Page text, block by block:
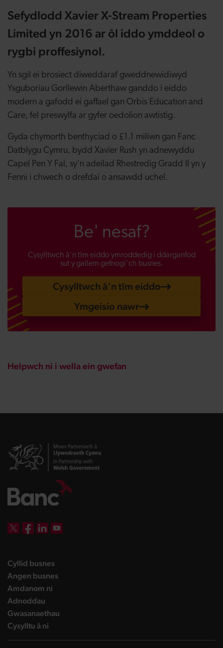
Sefydlodd Xavier X-Stream Properties
Limited yn 2016 ar ôl iddo ymddeol o
rygbi proffesiynol.
Yn sgil ei brosiect diweddaraf gweddnewidiwyd
Ysguboriau Gorllewin Aberthaw ganddo i eiddo
modern a gafodd ei gaffael gan Orbis Education and
Care, fel preswylfa ar gyfer oedolion awtistig.
Gyda chymorth benthyciad o £1.1 miliwn gan Fanc
Datblygu Cymru, bydd Xavier Rush yn adnewyddu
Capel Pen Y Fal, sy'n adeilad Rhestredig Gradd II yn y
Fenni i chwech o drefdai o ansawdd uchel.
Be' nesaf?
Cysylltwch â'n tîm eiddo ymroddedig i ddarganfod
sut y gallem gefnogi'ch busnes.
Cysylltwch â'n tîm eiddo
Ymgeisio nawr
Helpwch ni i wella ein gwefan
Cyllid busneslanding page
Angen busneslanding page
Amdanom ni
Adnoddau
Gwasanaethau
Cysylltu â ni